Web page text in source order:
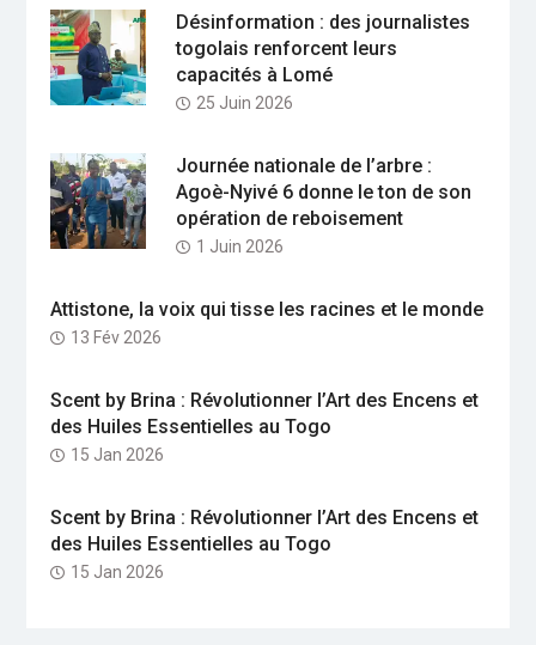
Désinformation : des journalistes
togolais renforcent leurs
capacités à Lomé
25 Juin 2026
Journée nationale de l’arbre :
Agoè-Nyivé 6 donne le ton de son
opération de reboisement
1 Juin 2026
Attistone, la voix qui tisse les racines et le monde
13 Fév 2026
Scent by Brina : Révolutionner l’Art des Encens et
des Huiles Essentielles au Togo
15 Jan 2026
Scent by Brina : Révolutionner l’Art des Encens et
des Huiles Essentielles au Togo
15 Jan 2026